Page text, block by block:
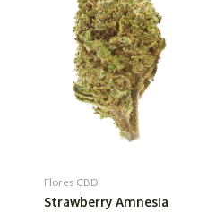
Flores CBD
Strawberry Amnesia